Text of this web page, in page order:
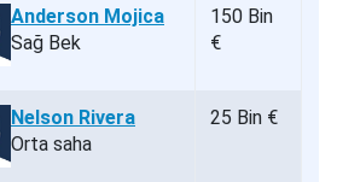
Anderson Mojica
Sağ Bek
150 Bin
€
Nelson Rivera
Orta saha
25 Bin €